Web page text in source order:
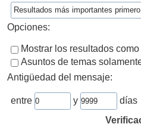
Opciones:
Mostrar los resultados
Asuntos de temas
Antigüedad del mensaje:
entre y
días